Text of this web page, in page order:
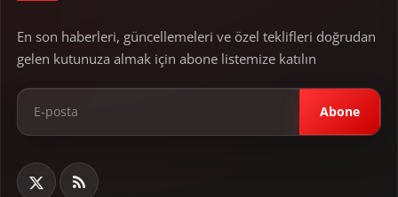
En son haberleri, güncellemeleri ve özel teklifleri doğrudan
gelen kutunuza almak için abone listemize katılın
Abone